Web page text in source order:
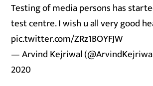
Testing of media persons has
test centre. I wish u all very good
pic.twitter.com/ZRz1BOYFJW
— Arvind Kejriwal
2020